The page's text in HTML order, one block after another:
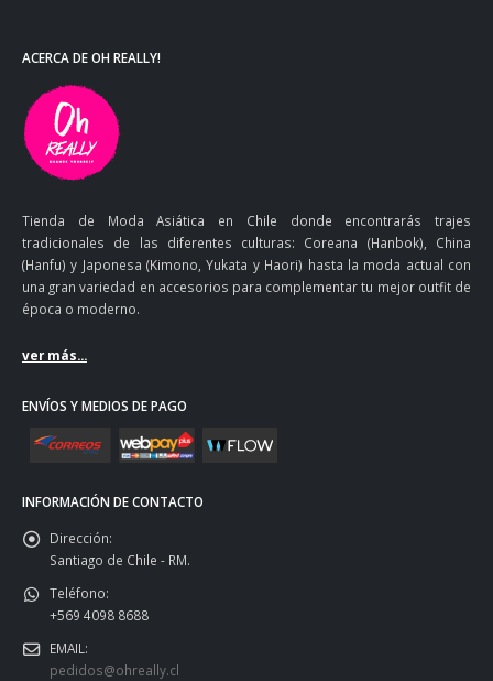
ACERCA DE OH REALLY!
Tienda de Moda Asiática en Chile donde encontrarás trajes
tradicionales de las diferentes culturas: Coreana (Hanbok), China
(Hanfu) y Japonesa (Kimono, Yukata y Haori) hasta la moda actual con
una gran variedad en accesorios para complementar tu mejor outfit de
época o moderno.
ver más...
ENVÍOS Y MEDIOS DE PAGO
INFORMACIÓN DE CONTACTO
Dirección:
Santiago de Chile - RM.
Teléfono:
+569 4098 8688
EMAIL:
pedidos@ohreally.cl